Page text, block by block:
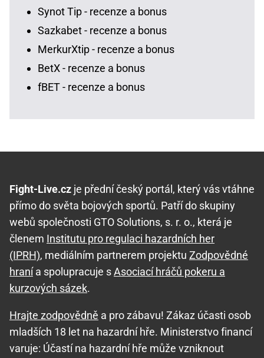
Synot Tip - recenze a bonus
Sazkabet - recenze a bonus
MerkurXtip - recenze a bonus
BetX - recenze a bonus
fBET - recenze a bonus
Fight-Live.cz je přední český portál, který vás vtáhne
přímo do světa bojových sportů. Patří do skupiny
webů společnosti GTO Solutions, s. r. o., která je
členem Institutu pro regulaci hazardních her
(IPRH), mediálním partnerem projektu Zodpovědné
hranía spolupracuje sAsociací hráčů pokeru a
kurzových sázek.
Hrajte zodpovědně a pro zábavu! Zákaz účasti osob
mladších 18 let na hazardní hře. Ministerstvo financí
varuje: Účastí na hazardní hře může vzniknout